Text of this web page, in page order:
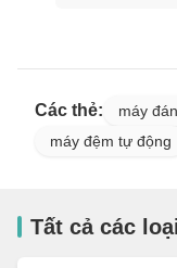
Các thẻ:
máy
máy đệm tự động
Tất cả các